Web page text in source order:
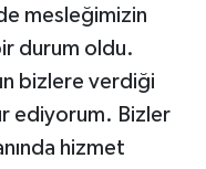
mesleğimizin
durum oldu.
bizlere verdiği
ediyorum. Bizler
hizmet